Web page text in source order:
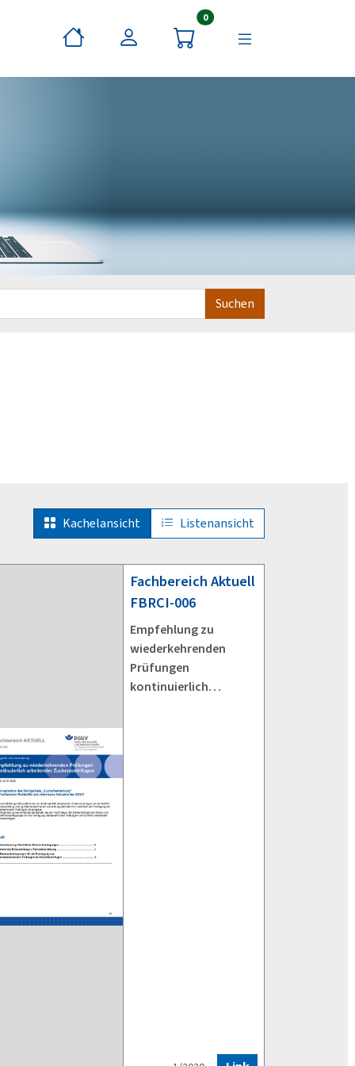
0Artikel im Warenkorb
Kachelansicht Listenansicht
Fachbereich Aktuell
FBRCI-006
Empfehlung zu
wiederkehrenden
Prüfungen
kontinuierlich